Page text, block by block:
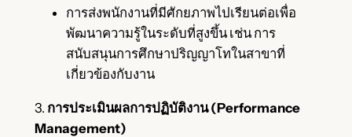
การส่งพนักงานที่มีศักยภาพไปเรียนต่อเพื่อ
พัฒนาความรู้ในระดับที่สูงขึ้น เช่น การ
สนับสนุนการศึกษาปริญญาโทในสาขาที่
เกี่ยวข้องกับงาน
3. การประเมินผลการปฏิบัติงาน (Performance
Management)